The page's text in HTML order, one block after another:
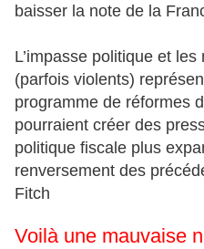
baisser la note de la
L’impasse politique et
(parfois violents)
programme de réformes
pourraient créer des
politique fiscale plus
renversement des
Fitch
Voilà une mauvaise